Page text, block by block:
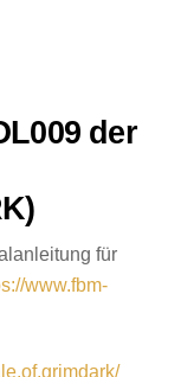
der
für
www.fbm-